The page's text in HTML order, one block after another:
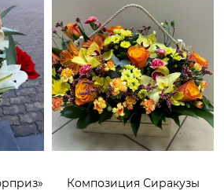
Композиция Сиракузы